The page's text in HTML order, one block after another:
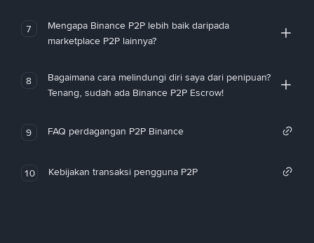
7
Mengapa Binance P2P lebih baik daripada
marketplace P2P lainnya?
8
Bagaimana cara melindungi diri saya dari penipuan?
Tenang, sudah ada Binance P2P Escrow!
9 FAQ perdagangan P2P Binance
10 Kebijakan transaksi pengguna P2P